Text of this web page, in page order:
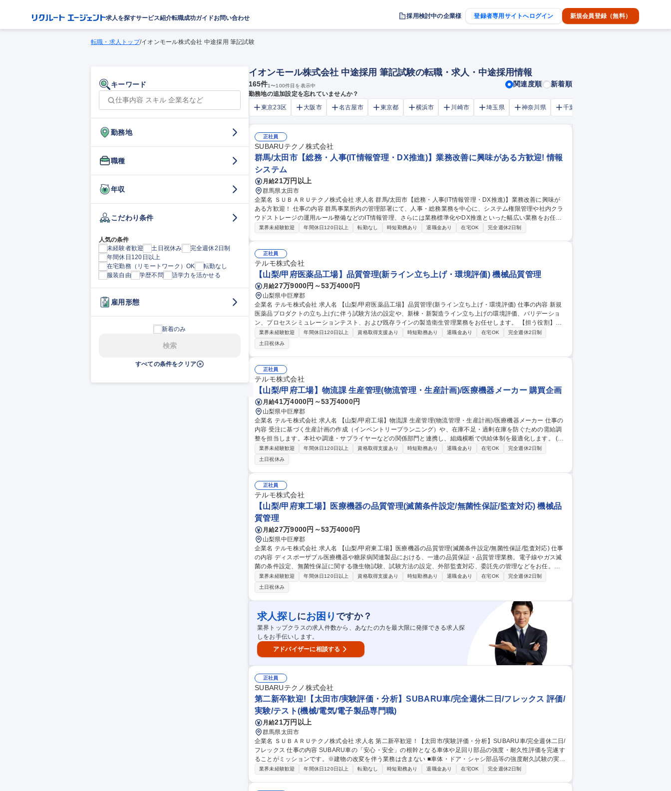
求人を探すサービス紹介転職成功ガイドお問い合わせ 採用検討中の企業様 登録者専用サイトへログイン 新規会員登録（無料）
転職・求人トップ/イオンモール株式会社 中途採用 筆記試験
キーワード
勤務地
職種
年収
こだわり条件
人気の条件
未経験者歓迎
土日祝休み
完全週休2日制
年間休日120日以上
在宅勤務（リモートワーク）OK
転勤なし
服装自由
学歴不問 語学力を活かせる
雇用形態
新着のみ
検索
すべての条件をクリア
イオンモール株式会社 中途採用 筆記試験の転職・求人・中途採用情報
165件1〜100件目を表示中 関連度順 新着順
勤務地の追加設定を忘れていませんか？
東京23区
大阪市 名古屋市 東京都 横浜市 川崎市 埼玉県 神奈川県 千葉市
正社員
SUBARUテクノ株式会社
群馬/太田市【総務・人事(IT情報管理・DX推進)】業務改善に興味がある方歓迎! 情報
システム
月給21万円以上
群馬県太田市
企業名 ＳＵＢＡＲＵテクノ株式会社 求人名 群馬/太田市【総務・人事(IT情報管理・DX推進)】業務改善に興味が
ある方歓迎！ 仕事の内容 群馬事業所内の管理部署にて、人事・総務業務を中心に、システム権限管理や社内クラ
ウドストレージの運用ルール整備などのIT情報管理、さらには業務標準化やDX推進といった幅広い業務をお任せ
します。 ■情報管理業務：システム利用権限の申請・管理、社内クラウドストレージ内の構成設計・運用ルール整
管理・改善業務が中心となります。 募集職種 群馬/太田市【総務・人事(IT情報管理・DX推進)】業務改善に興味が
ある方歓迎！
業界未経験歓迎 年間休日120日以上 転勤なし 時短勤務あり 退職金あり 在宅OK 完全週休2日制
正社員
テルモ株式会社
【山梨/甲府医薬品工場】品質管理(新ライン立ち上げ・環境評価) 機械品質管理
月給27万9000円～53万4000円
山梨県中巨摩郡
企業名 テルモ株式会社 求人名 【山梨/甲府医薬品工場】品質管理(新ライン立ち上げ・環境評価) 仕事の内容 新規
医薬品プロダクトの立ち上げに伴う試験方法の設定や、新棟・新製造ライン立ち上げの環境評価、バリデーショ
ン、プロセスシミュレーションテスト、および既存ラインの製造衛生管理業務をお任せします。 【担う役割】主
に、新規プロダクトに関する試験設定業務、新規ライン立ち上げ業務、既存ラインの製造衛生管理業務を担当予
定。 【使用機器例】トキシノメーター/マイクロプレートリーダー/パーティクルカウンター/エアーサンプラー/マ
ルディポフマス（微生物同定用）等 【採用背景】新規医薬品の立ち上げに伴う試験方法立ち上げ、新棟立上げに
伴う製造工程の環境評価、バリデーションを担うため組織強化を図る。 募集職種 【山梨/甲府医薬品工場】品質管
理(新ライン立ち上げ・環境評価)
業界未経験歓迎 年間休日120日以上 資格取得支援あり 時短勤務あり 退職金あり 在宅OK
完全週休2日制
土日祝休み
正社員
テルモ株式会社
【山梨/甲府工場】物流課 生産管理(物流管理・生産計画)/医療機器メーカー 購買企画
月給41万4000円～53万4000円
山梨県中巨摩郡
企業名 テルモ株式会社 求人名 【山梨/甲府工場】物流課 生産管理(物流管理・生産計画)/医療機器メーカー 仕事の
内容 受注に基づく生産計画の作成（インベントリープランニング）や、在庫不足・過剰在庫を防ぐための需給調
整を担当します。本社や調達・サプライヤーなどの関係部門と連携し、組織横断で供給体制を最適化します。 (1)
生産・在庫計画:SAPやMESなどのシステムを活用した需給調整 (2)調整・推進業務:本社（S&OP）やサプライヤ
ーとの連携、突発的な問題発生時の関係部署を巻き込んだ意思決定のリード (3)改善・高度化業務:AIを活用した生
産計画の最適化や、Excelベース業務の効率化・自動化の検討、最新SCM知識の取り込み ※英語は翻訳ツールを
使用しながら文章のやり取りができれば問題ありません。 募集職種 【山梨/甲府工場】物流課 生産管理(物流管
理・生産計画)/医療機器メーカー
業界未経験歓迎 年間休日120日以上 資格取得支援あり 時短勤務あり 退職金あり 在宅OK
完全週休2日制
土日祝休み
正社員
テルモ株式会社
【山梨/甲府東工場】医療機器の品質管理(滅菌条件設定/無菌性保証/監査対応) 機械品
質管理
月給27万9000円～53万4000円
山梨県中巨摩郡
企業名 テルモ株式会社 求人名 【山梨/甲府東工場】医療機器の品質管理(滅菌条件設定/無菌性保証/監査対応) 仕事
の内容 ディスポーザブル医療機器や糖尿病関連製品における、一連の品質保証・品質管理業務。電子線やガス滅
菌の条件設定、無菌性保証に関する微生物試験、試験方法の設定、外部監査対応、委託先の管理などをお任。
【詳細】製品の無菌性保証に関する業務(滅菌条件の設定、線量測定、微生物関連業務など)や、エチレンオキサイ
ド滅菌に付随する滅菌残留物測定、電子線滅菌業務に関連する放射線取扱主任者業務に携わります。基本的には
チームで進捗や結果を確認し、相互に協力しながら進める環境です。滅菌技術を究め、医療機器の安全性と品質
を支える重要な技術者として専門性を高められます。 募集職種 【山梨/甲府東工場】医療機器の品質管理(滅菌条
件設定/無菌性保証/監査対応)
業界未経験歓迎 年間休日120日以上 資格取得支援あり 時短勤務あり 退職金あり 在宅OK
完全週休2日制
土日祝休み
求人探しにお困り ですか？
業界トップクラスの求人件数から、あなたの力を最大限に発揮できる求人探
しをお手伝いします。
アドバイザーに相談する
正社員
SUBARUテクノ株式会社
第二新卒歓迎!【太田市/実験評価・分析】SUBARU車/完全週休二日/フレックス 評価/
実験/テスト(機械/電気/電子製品専門職)
月給21万円以上
群馬県太田市
企業名 ＳＵＢＡＲＵテクノ株式会社 求人名 第二新卒歓迎！【太田市/実験評価・分析】SUBARU車/完全週休二日/
フレックス 仕事の内容 SUBARU車の「安心・安全」の根幹となる車体や足回り部品の強度・耐久性評価を完遂す
ることがミッションです。※建物の改変を伴う業務は含まない ■車体・ドア・シャシ部品等の強度耐久試験の実
施・分析 ■実車を用いた応力計測やホイールの強度・剛性試験 ■試験準備（車両点検整備、部品交換、大型治具の
業界未経験歓迎 年間休日120日以上 転勤なし 時短勤務あり 退職金あり 在宅OK 完全週休2日制